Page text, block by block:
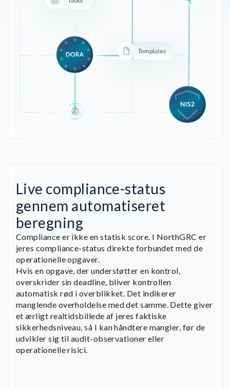
Live compliance-status
gennem automatiseret
beregning
Compliance er ikke en statisk score. I NorthGRC er
jeres compliance-status direkte forbundet med de
operationelle opgaver.
Hvis en opgave, der understøtter en kontrol,
overskrider sin deadline, bliver kontrollen
automatisk rød i overblikket. Det indikerer
manglende overholdelse med det samme. Dette giver
et ærligt realtidsbillede af jeres faktiske
sikkerhedsniveau, så I kan håndtere mangler, før de
udvikler sig til audit-observationer eller
operationelle risici.